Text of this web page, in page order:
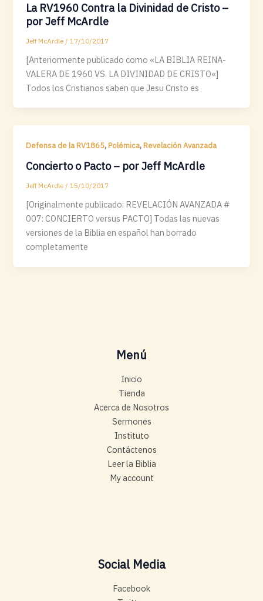
La RV1960 Contra la Divinidad de Cristo –
por Jeff McArdle
Jeff McArdle /17/10/2017
[Anteriormente publicado como «LA BIBLIA REINA-
VALERA DE 1960 VS. LA DIVINIDAD DE CRISTO«]
Todos los Cristianos saben que Jesu Cristo es
Defensa de la RV1865,Polémica,Revelación Avanzada
Concierto o Pacto – por Jeff McArdle
Jeff McArdle /15/10/2017
[Originalmente publicado: REVELACIÓN AVANZADA #
007: CONCIERTO versus PACTO] Todas las nuevas
versiones de la Biblia en español han borrado
completamente
Menú
Inicio
Tienda
Acerca de Nosotros
Sermones
Instituto
Contáctenos
Leer la Biblia
My account
Social Media
Facebook